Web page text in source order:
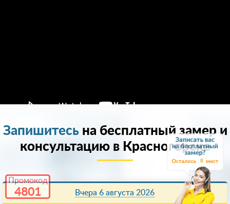
8
Промокод
4801
Запишитесьна бесплатный замер и
консультацию в Красногорске
Вчера 6 августа 2026